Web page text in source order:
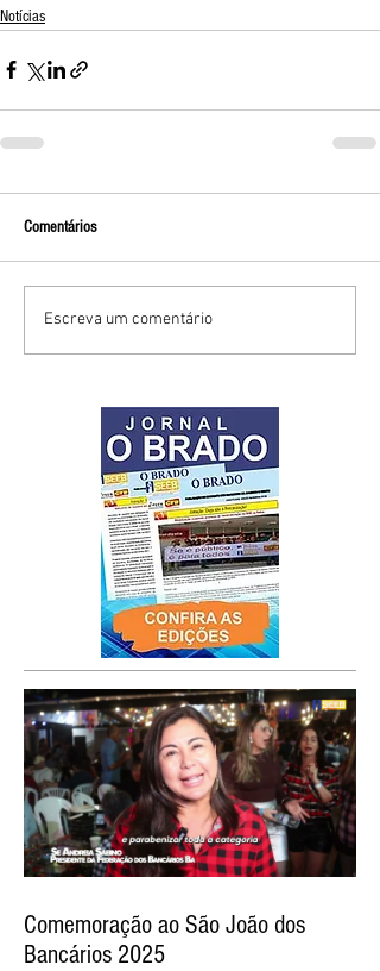
Notícias
Comentários
Escreva um comentário
Comemoração ao São João dos
Bancários 2025